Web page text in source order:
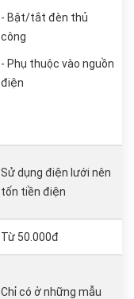
- Bật/tắt đèn thủ
công
- Phụ thuộc vào nguồn
điện
Sử dụng điện lưới nên
tốn tiền điện
Từ 50.000đ
Chỉ có ở những mẫu